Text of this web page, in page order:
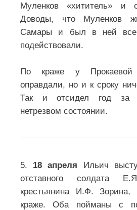
Муленков «хититель» и
Доводы, что Муленков
Самары и был в ней
подействовали.
По краже у Прокаевой
оправдали, но и к сроку
Так и отсидел год за
нетрезвом состоянии.
5. 18 апреля Ильич
отставного солдата
крестьянина И.Ф. Зорина,
краже. Оба пойманы с